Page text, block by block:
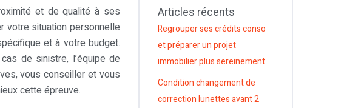
et de qualité à ses
votre situation personnelle
et à votre budget.
de sinistre, l’équipe de
vous conseiller et vous
cette épreuve.
Articles récents
Regrouper ses crédits conso
et préparer un projet
immobilier plus sereinement
Condition changement de
correction lunettes avant 2